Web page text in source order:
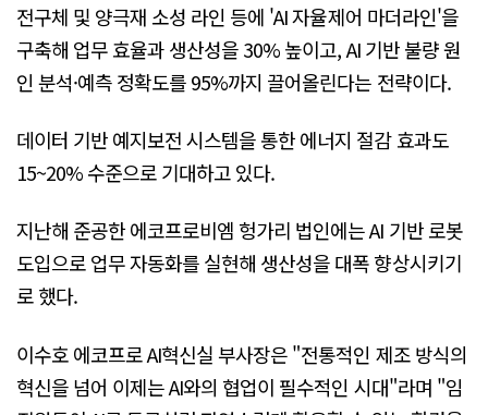
전구체 및 양극재 소성 라인 등에 'AI 자율제어 마더라인'을
구축해 업무 효율과 생산성을 30% 높이고, AI 기반 불량 원
인 분석·예측 정확도를 95%까지 끌어올린다는 전략이다.
데이터 기반 예지보전 시스템을 통한 에너지 절감 효과도
15~20% 수준으로 기대하고 있다.
지난해 준공한 에코프로비엠 헝가리 법인에는 AI 기반 로봇
도입으로 업무 자동화를 실현해 생산성을 대폭 향상시키기
로 했다.
이수호 에코프로 AI혁신실 부사장은 "전통적인 제조 방식의
혁신을 넘어 이제는 AI와의 협업이 필수적인 시대"라며 "임